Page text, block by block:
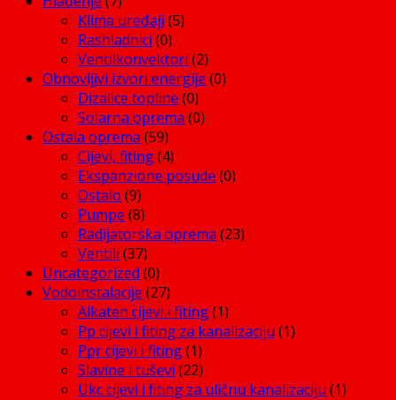
Klima uređaji (5)
Rashladnici (0)
Ventilkonvektori (2)
Obnovljivi izvori energije (0)
Dizalice topline (0)
Solarna oprema (0)
Ostala oprema (59)
Cijevi, fiting(4)
Ekspanzione posude (0)
Ostalo (9)
Pumpe (8)
Radijatorska oprema (23)
Ventili (37)
Uncategorized (0)
Vodoinstalacije (27)
Alkaten cijevi i fiting(1)
Pp cijevi i fiting za kanalizaciju (1)
Ppr cijevi i fiting(1)
Slavine i tuševi (22)
Ukc cijevi i fiting za uličnu kanalizaciju (1)